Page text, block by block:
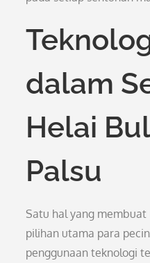
dalam
Helai
Palsu
Satu hal yang membuat
pilihan utama para
penggunaan teknologi